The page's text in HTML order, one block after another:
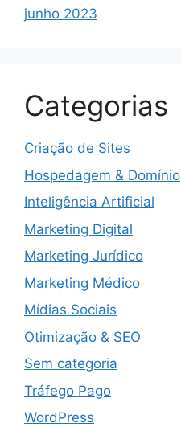
junho 2023
Categorias
Criação de Sites
Hospedagem & Domínio
Inteligência Artificial
Marketing Digital
Marketing Jurídico
Marketing Médico
Mídias Sociais
Otimização & SEO
Sem categoria
Tráfego Pago
WordPress